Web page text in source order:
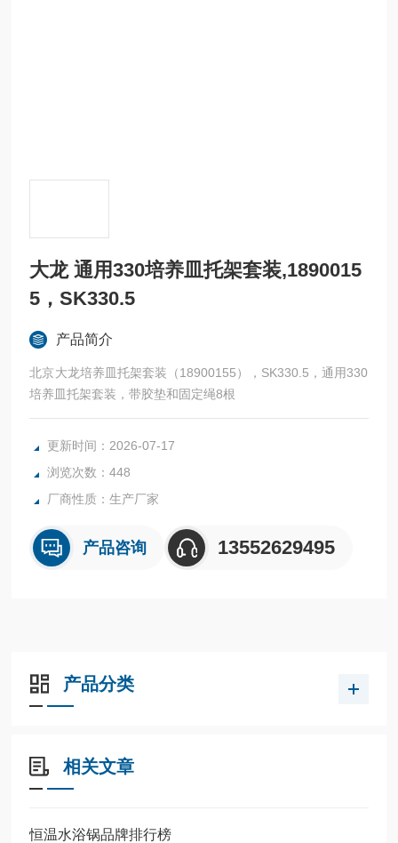
大龙 通用330培养皿托架套装,1890015
5，SK330.5
产品简介
北京大龙培养皿托架套装（18900155），SK330.5，通用330
培养皿托架套装，带胶垫和固定绳8根
更新时间：2026-07-17
浏览次数：448
厂商性质：生产厂家
产品咨询 13552629495
产品分类
相关文章
恒温水浴锅品牌排行榜